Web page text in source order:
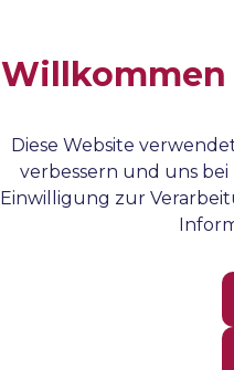
Test
3
Willkommen
Diese Website
verbessern und uns
Einwilligung zur